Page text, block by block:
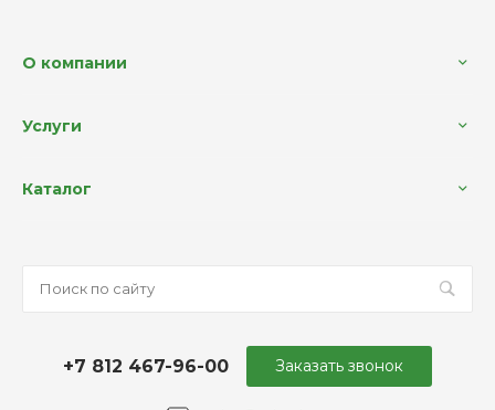
О компании
Услуги
Каталог
+7 812 467-96-00 Заказать звонок